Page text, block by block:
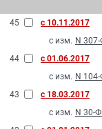
45
с 10.11.2017
с изм. N
44
с 01.06.2017
с изм. N
43
с 18.03.2017
с изм. N 30-